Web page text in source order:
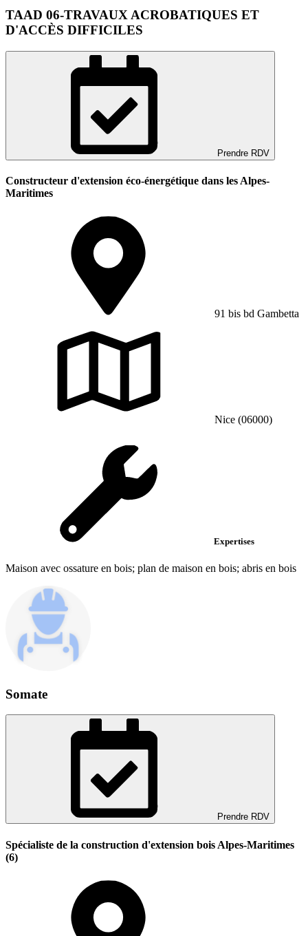
TAAD 06-TRAVAUX ACROBATIQUES ET
D'ACCÈS DIFFICILES
Prendre RDV
Constructeur d'extension éco-énergétique dans les Alpes-
Maritimes
91 bis bd Gambetta
Nice (06000)
Expertises
Maison avec ossature en bois; plan de maison en bois; abris en bois
Somate
Prendre RDV
Spécialiste de la construction d'extension bois Alpes-Maritimes
(6)